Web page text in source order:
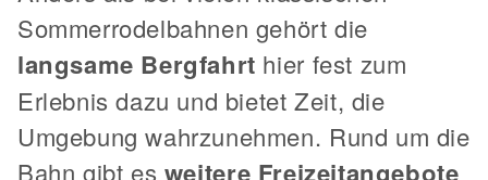
Sommerrodelbahnen gehört die
langsame Bergfahrt hier fest zum
Erlebnis dazu und bietet Zeit, die
Umgebung wahrzunehmen. Rund um die
Bahn gibt es weitere Freizeitangebote